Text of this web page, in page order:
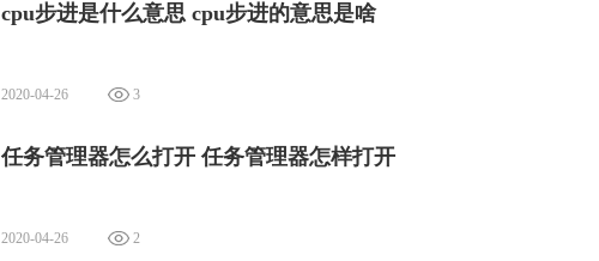
cpu步进是什么意思 cpu步进的意思是啥
2020-04-26 3
任务管理器怎么打开 任务管理器怎样打开
2020-04-26 2